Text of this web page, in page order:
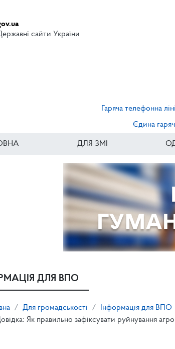
сайти України
Гаряча телефонна
Єдина
ДЛЯ ЗМІ
ДЛЯ ВПО
Для громадськості
Інформація для ВПО
Як правильно зафіксувати руйнування